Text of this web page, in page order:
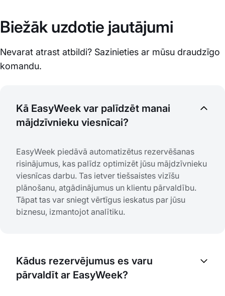
Biežāk uzdotie jautājumi
Nevarat atrast atbildi? Sazinieties ar mūsu draudzīgo
komandu.
Kā EasyWeek var palīdzēt manai
mājdzīvnieku viesnīcai?
EasyWeek piedāvā automatizētus rezervēšanas
risinājumus, kas palīdz optimizēt jūsu mājdzīvnieku
viesnīcas darbu. Tas ietver tiešsaistes vizīšu
plānošanu, atgādinājumus un klientu pārvaldību.
Tāpat tas var sniegt vērtīgus ieskatus par jūsu
biznesu, izmantojot analītiku.
Kādus rezervējumus es varu
pārvaldīt ar EasyWeek?